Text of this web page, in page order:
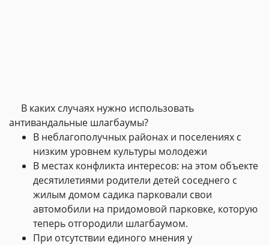
В каких случаях нужно использовать
антивандальные шлагбаумы?
В неблагополучных районах и поселениях с
низким уровнем культуры молодежи
В местах конфликта интересов: на этом объекте
десятилетиями родители детей соседнего с
жилым домом садика парковали свои
автомобили на придомовой парковке, которую
теперь отгородили шлагбаумом.
При отсутствии единого мнения у